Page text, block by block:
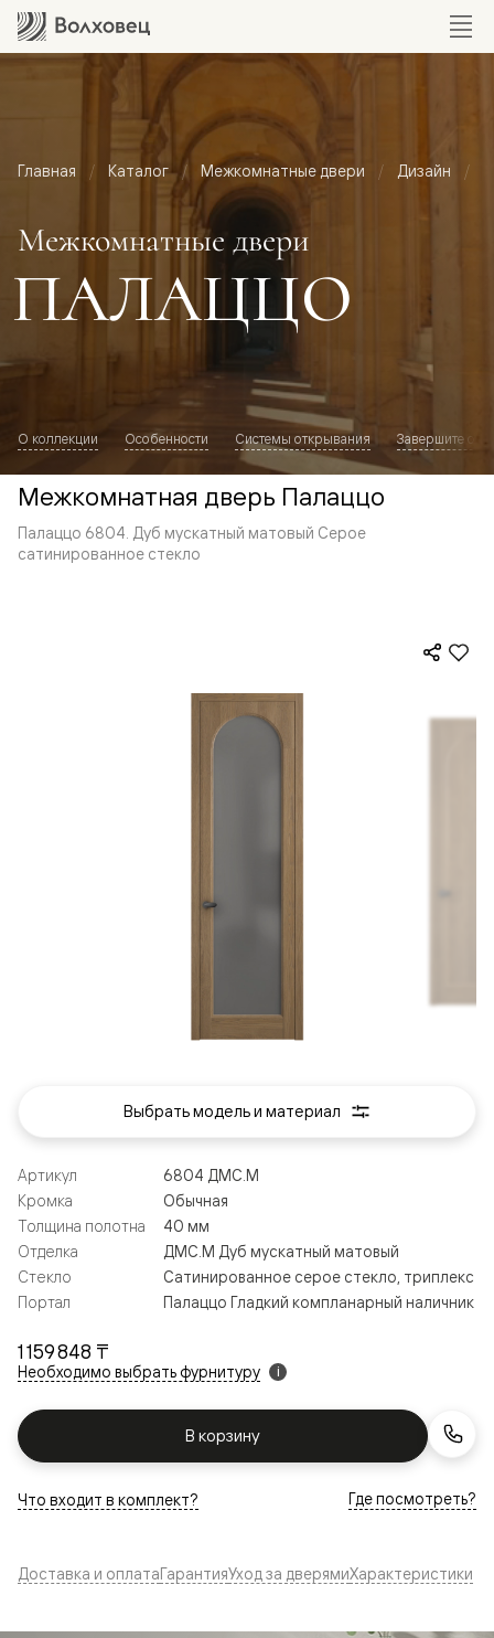
Главная Каталог Межкомнатные двери Дизайн
Межкомнатные двери
ПАЛАЦЦО
О коллекции Особенности Системы открывания Завершите
Межкомнатная дверь Палаццо
Палаццо 6804. Дуб мускатный матовый Серое
сатинированное стекло
1 159 848 ₸
Необходимо выбрать фурнитуру i
В корзину
Артикул
6804 ДМС.М
Кромка
Обычная
Толщина полотна
40 мм
Отделка
ДМС.М Дуб мускатный матовый
Стекло
Сатинированное серое стекло, триплекс
Портал
Палаццо Гладкий компланарный наличник
Что входит в комплект? Где посмотреть?
Выбрать модель и материал
Доставка и оплатаГарантияУход за дверямиХарактеристики